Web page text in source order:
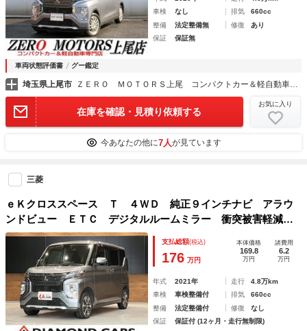
車検
なし 排気
660cc
整備
法定整備無 修復
あり
保証
保証無
車両状態評価書 グー鑑定
埼玉県上尾市 ＺＥＲＯ ＭＯＴＯＲＳ上尾 コンパクトカー＆軽自動車専門店
在庫を確認・見積り依頼する
お気に入り
今あなたの他に7人が見ています
三菱
ｅＫクロススペース Ｔ ４ＷＤ 純正９インチナビ アラウ
ンドビュー ＥＴＣ デジタルルームミラー 衝突被害軽減ブ
レーキ パーキングソナー ＬＥＤヘッドライト パドルシフ
ト 前後ドラレコ 最長１０年１０万ｋｍ特別保証延長
支払総額(税込)
176 万円
本体価格
169.8
万円
諸費用
6.2
万円
年式 2021年 走行
4.8万km
車検
車検整備付 排気
660cc
整備
法定整備付 修復
なし
保証
保証付 (12ヶ月・走行無制限)